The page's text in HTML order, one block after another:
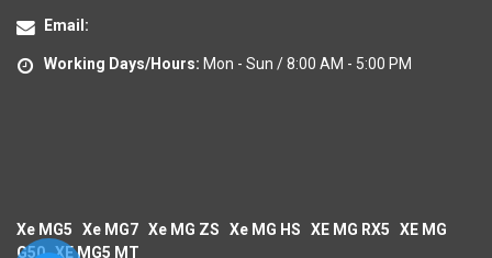
Email:
Working Days/Hours: Mon - Sun / 8:00 AM - 5:00 PM
Xe MG5 Xe MG7 Xe MG ZS Xe MG HS XE MG RX5
XE MG
G50 XE MG5 MT